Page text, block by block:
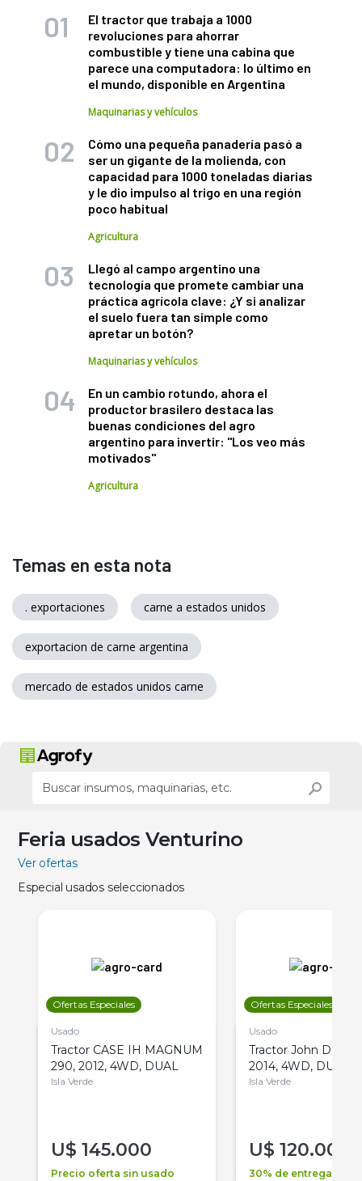
El tractor que trabaja a 1000
revoluciones para ahorrar
combustible y tiene una cabina que
parece una computadora: lo último en
el mundo, disponible en Argentina
Maquinarias y vehículos
Cómo una pequeña panadería pasó a
ser un gigante de la molienda, con
capacidad para 1000 toneladas diarias
y le dio impulso al trigo en una región
poco habitual
Agricultura
Llegó al campo argentino una
tecnología que promete cambiar una
práctica agrícola clave: ¿Y si analizar
el suelo fuera tan simple como
apretar un botón?
Maquinarias y vehículos
En un cambio rotundo, ahora el
productor brasilero destaca las
buenas condiciones del agro
argentino para invertir: "Los veo más
motivados"
Agricultura
Temas en esta nota
. exportaciones carne a estados unidos
exportacion de carne argentina
mercado de estados unidos carne
Feria usados Venturino
Ver ofertas
Especial usados seleccionados
Ofertas Especiales
Usado
Tractor CASE IH MAGNUM
290, 2012, 4WD, DUAL
Isla Verde
U$ 145.000
Precio oferta sin usado
Ofertas Especiales
Usado
Tractor John Deere
2014, 4WD, DUAL
Isla Verde
U$ 120.000
30% de entrega +